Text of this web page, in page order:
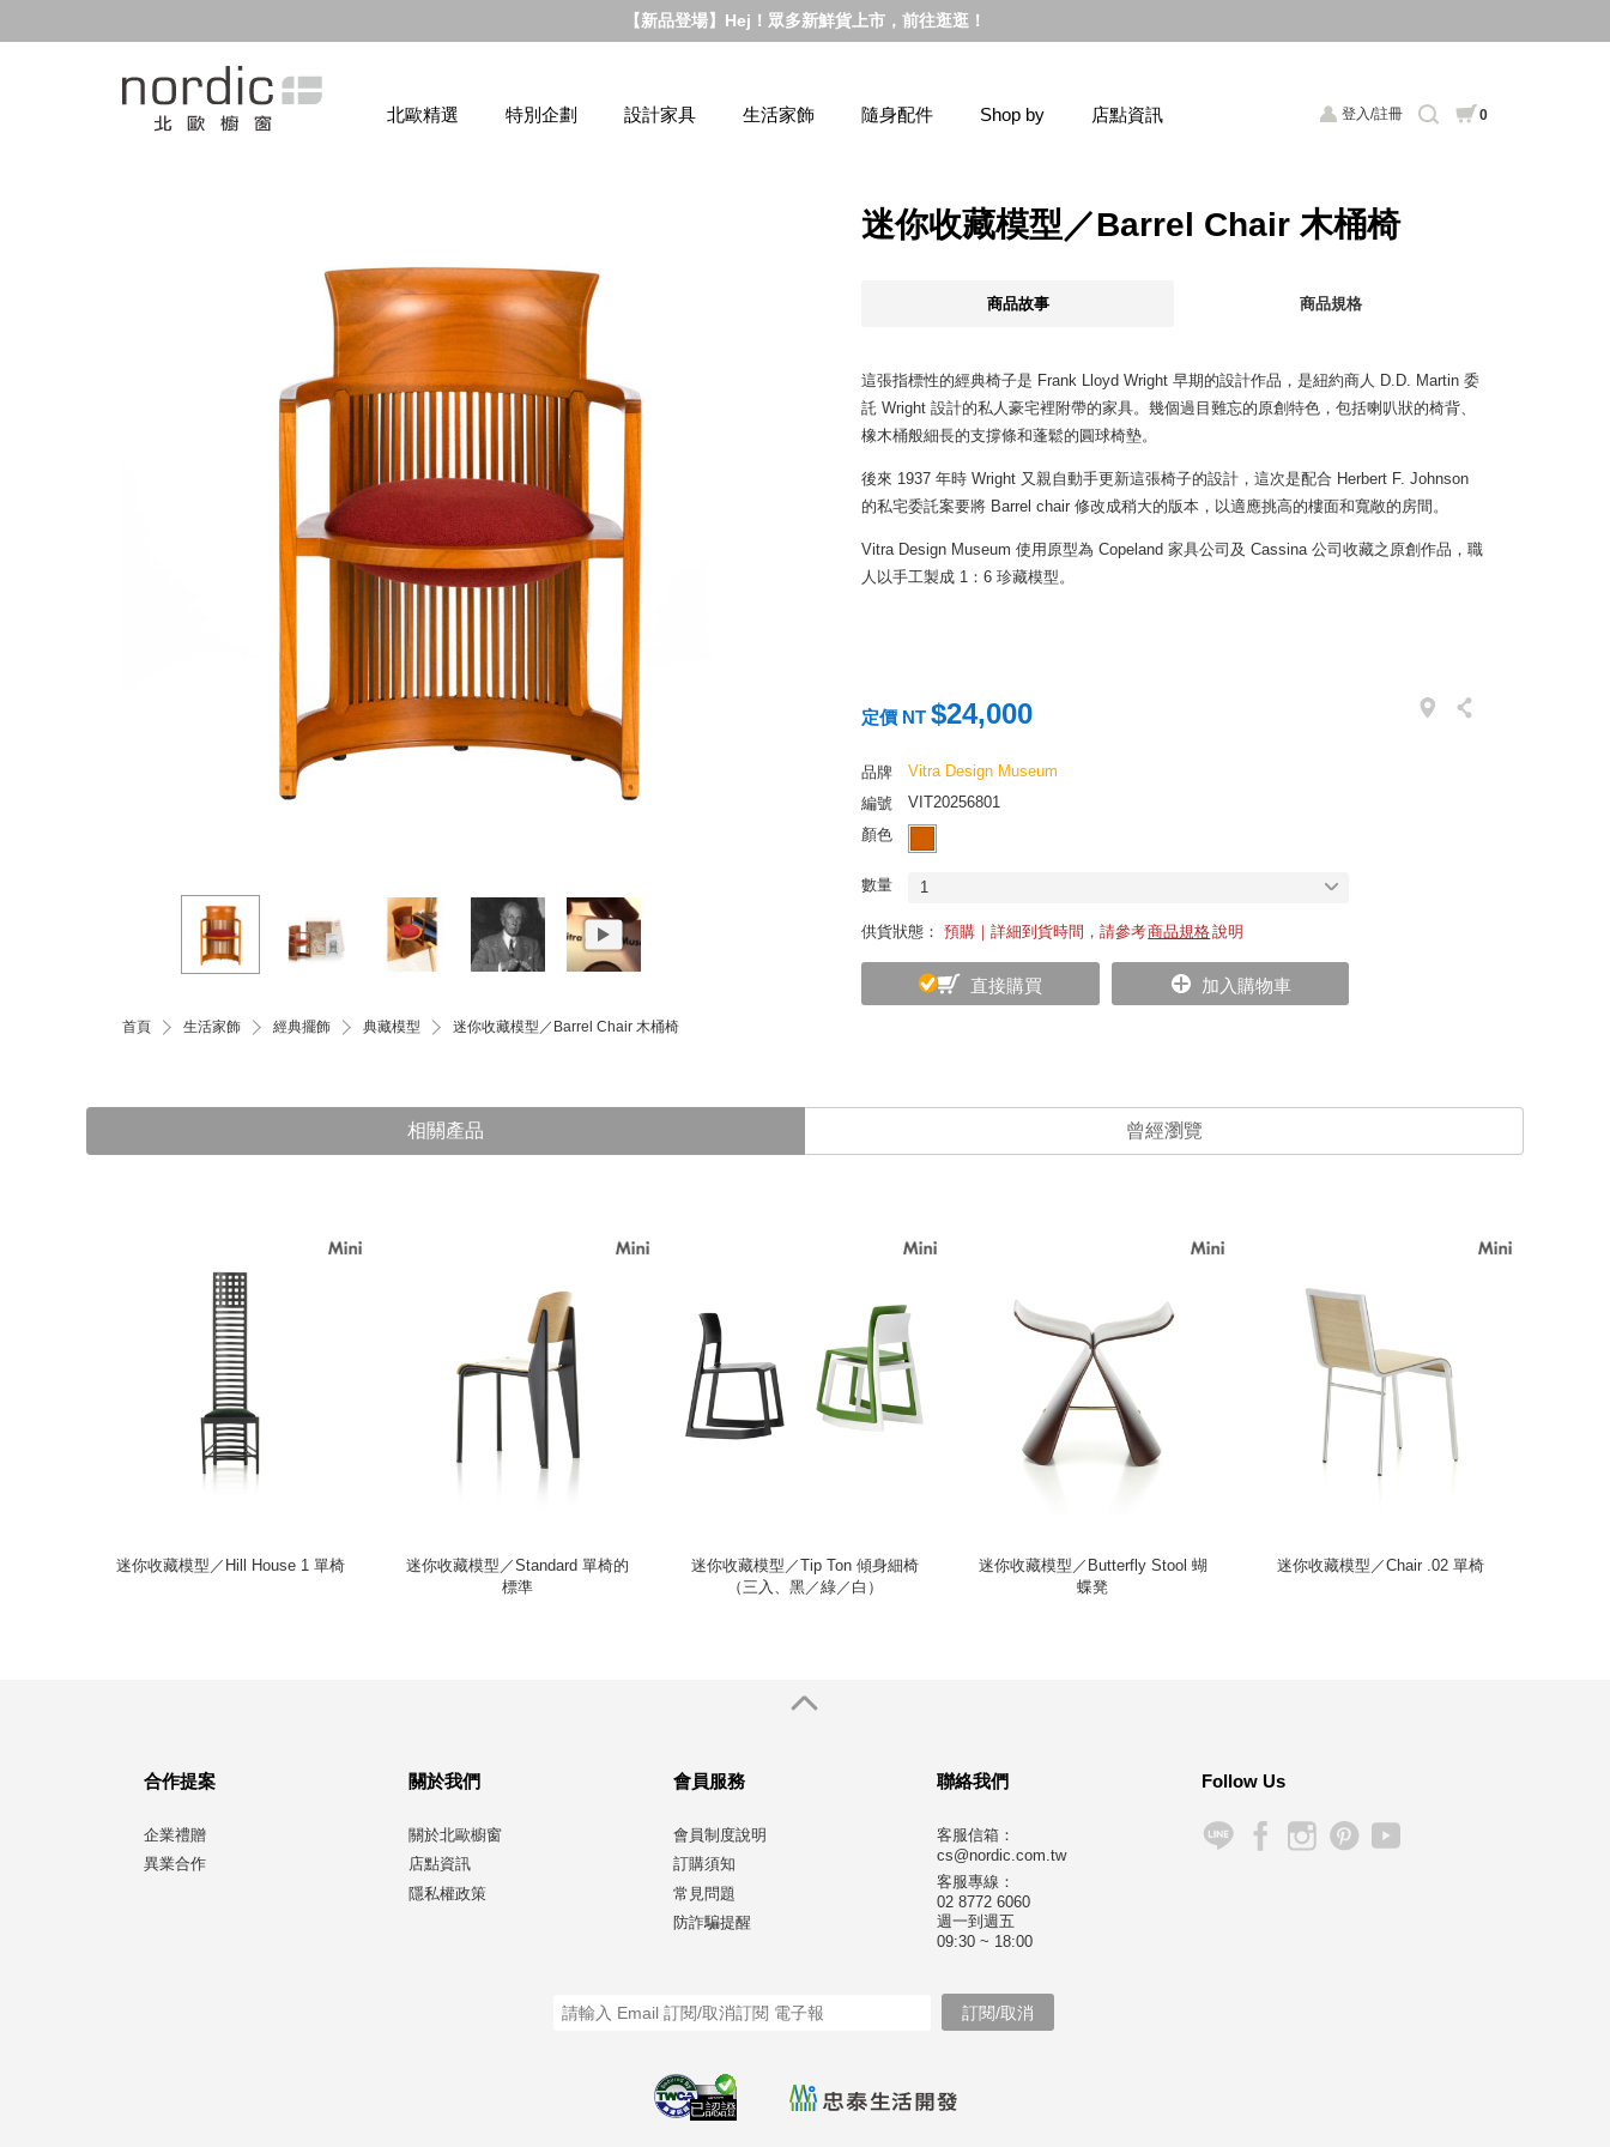
【新品登場】Hej！眾多新鮮貨上市，前往逛逛！
登入/註冊 0
北歐精選 特別企劃 設計家具 生活家飾 隨身配件 Shop by 店點資訊
首頁 生活家飾 經典擺飾 典藏模型 迷你收藏模型／Barrel Chair 木桶椅
迷你收藏模型／Barrel Chair 木桶椅
商品故事 商品規格
這張指標性的經典椅子是 Frank Lloyd Wright 早期的設計作品，是紐約商人 D.D. Martin 委
託 Wright 設計的私人豪宅裡附帶的家具。幾個過目難忘的原創特色，包括喇叭狀的椅背、
橡木桶般細長的支撐條和蓬鬆的圓球椅墊。
後來 1937 年時 Wright 又親自動手更新這張椅子的設計，這次是配合 Herbert F. Johnson
的私宅委託案要將 Barrel chair 修改成稍大的版本，以適應挑高的樓面和寬敞的房間。
Vitra Design Museum 使用原型為 Copeland 家具公司及 Cassina 公司收藏之原創作品，職
人以手工製成 1：6 珍藏模型。
定價 NT $24,000
品牌
Vitra Design Museum
編號
VIT20256801
顏色
數量 1
供貨狀態： 預購｜詳細到貨時間，請參考商品規格說明
直接購買 加入購物車
相關產品 曾經瀏覽
迷你收藏模型／Hill House 1 單椅
迷你收藏模型／Standard 單椅的
標準
迷你收藏模型／Tip Ton 傾身細椅
（三入、黑／綠／白）
迷你收藏模型／Butterfly Stool 蝴
蝶凳
迷你收藏模型／Chair .02 單椅
合作提案
企業禮贈
異業合作
關於我們
關於北歐櫥窗
店點資訊
隱私權政策
會員服務
會員制度說明
訂購須知
常見問題
防詐騙提醒
聯絡我們
客服信箱：
cs@nordic.com.tw
客服專線：
02 8772 6060
週一到週五
09:30 ~ 18:00
Follow Us
已認證